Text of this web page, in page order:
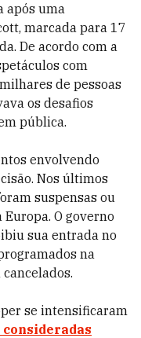
após uma
marcada para 17
De acordo com a
com
de pessoas
os desafios
pública.
envolvendo
Nos últimos
suspensas ou
O governo
sua entrada no
na
se intensificaram